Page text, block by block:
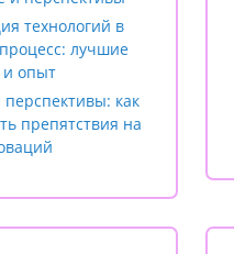
технологий в
лучшие
и опыт
как
препятствия на